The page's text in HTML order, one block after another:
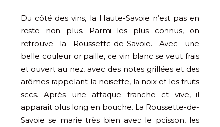
Du côté des vins, la Haute-Savoie n’est pas en
reste non plus. Parmi les plus connus, on
retrouve la Roussette-de-Savoie. Avec une
belle couleur or paille, ce vin blanc se veut frais
et ouvert au nez, avec des notes grillées et des
arômes rappelant la noisette, la noix et les fruits
secs. Après une attaque franche et vive, il
apparaît plus long en bouche. La Roussette-de-
Savoie se marie très bien avec le poisson, les